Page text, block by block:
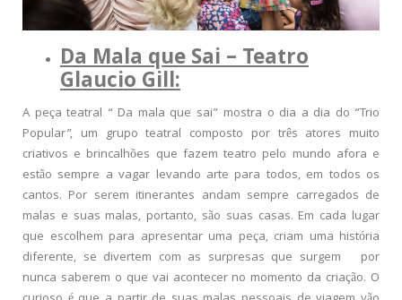
Da Mala que Sai – Teatro
Glaucio Gill:
A peça teatral “ Da mala que sai” mostra o dia a dia do “Trio
Popular”, um grupo teatral composto por três atores muito
criativos e brincalhões que fazem teatro pelo mundo afora e
estão sempre a vagar levando arte para todos, em todos os
cantos. Por serem itinerantes andam sempre carregados de
malas e suas malas, portanto, são suas casas. Em cada lugar
que escolhem para apresentar uma peça, criam uma história
diferente, se divertem com as surpresas que surgem por
nunca saberem o que vai acontecer no momento da criação. O